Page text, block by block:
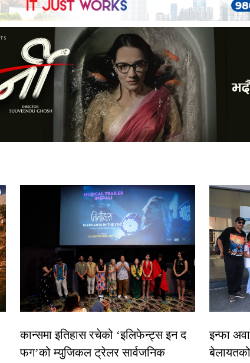
कान्समा इतिहास रचेको ‘इलिफेन्ट्स इन द
फग’को म्युजिकल ट्रेलर सार्वजनिक
इन्फा